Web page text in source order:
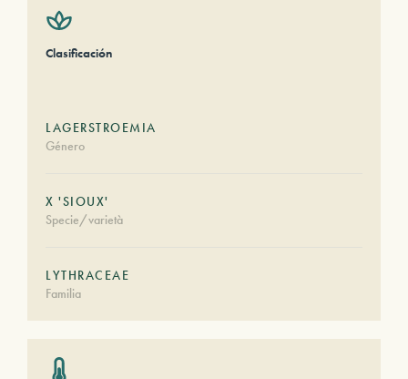
Clasificación
LAGERSTROEMIA
Género
X 'SIOUX'
Specie/varietà
LYTHRACEAE
Familia